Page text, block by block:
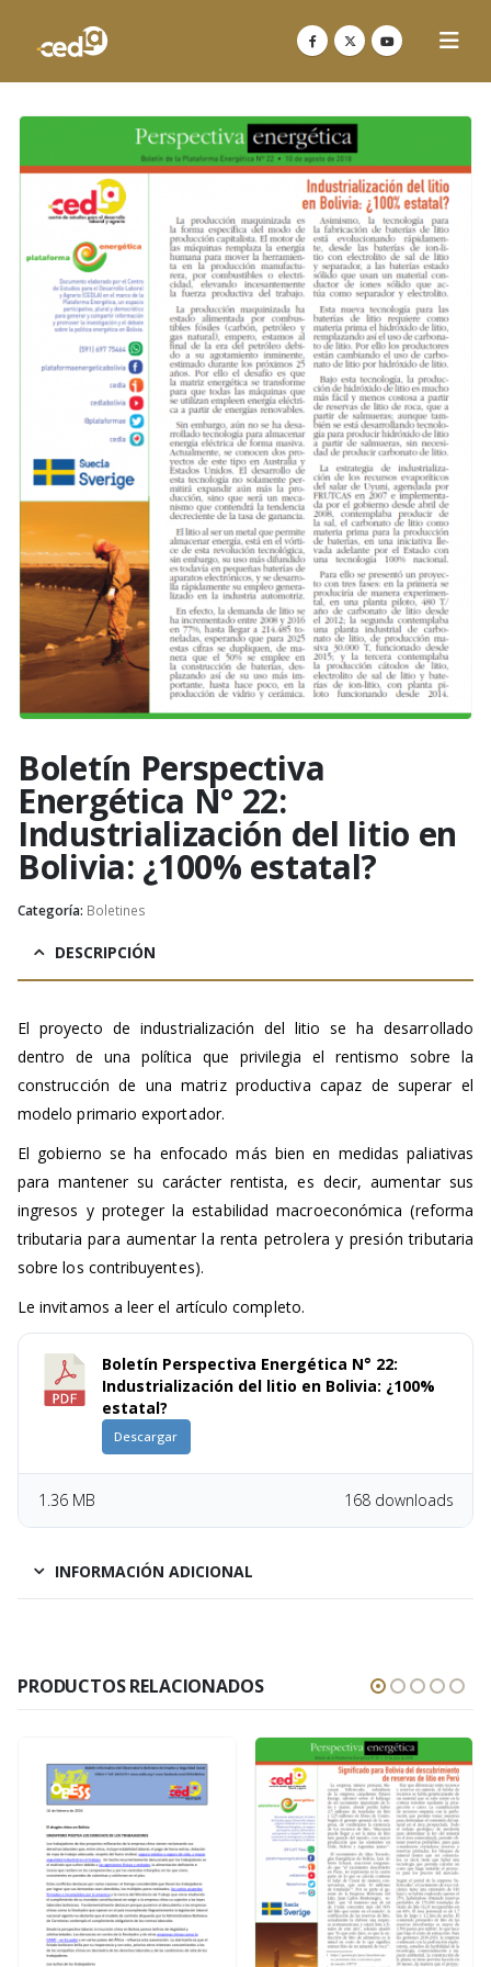
Boletín Perspectiva
Energética N° 22:
Industrialización del litio en
Bolivia: ¿100% estatal?
Categoría: Boletines
DESCRIPCIÓN
El proyecto de industrialización del litio se ha desarrollado
dentro de una política que privilegia el rentismo sobre la
construcción de una matriz productiva capaz de superar el
modelo primario exportador.
El gobierno se ha enfocado más bien en medidas paliativas
para mantener su carácter rentista, es decir, aumentar sus
ingresos y proteger la estabilidad macroeconómica (reforma
tributaria para aumentar la renta petrolera y presión tributaria
sobre los contribuyentes).
Le invitamos a leer el artículo completo.
Boletín Perspectiva Energética N° 22:
Industrialización del litio en Bolivia: ¿100%
estatal?
Descargar
168 downloads
1.36 MB
INFORMACIÓN ADICIONAL
PRODUCTOS RELACIONADOS